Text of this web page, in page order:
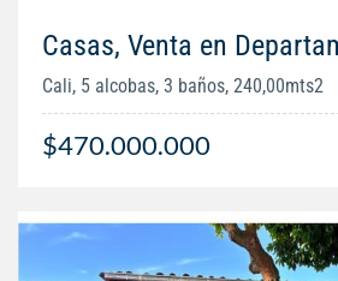
Casas, Venta en
Cali, 5 alcobas, 3 baños, 240,00mts2
$470.000.000